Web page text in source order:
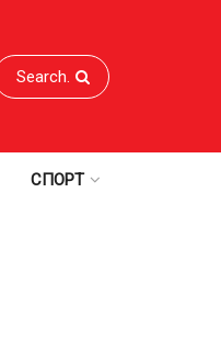
СПОРТ